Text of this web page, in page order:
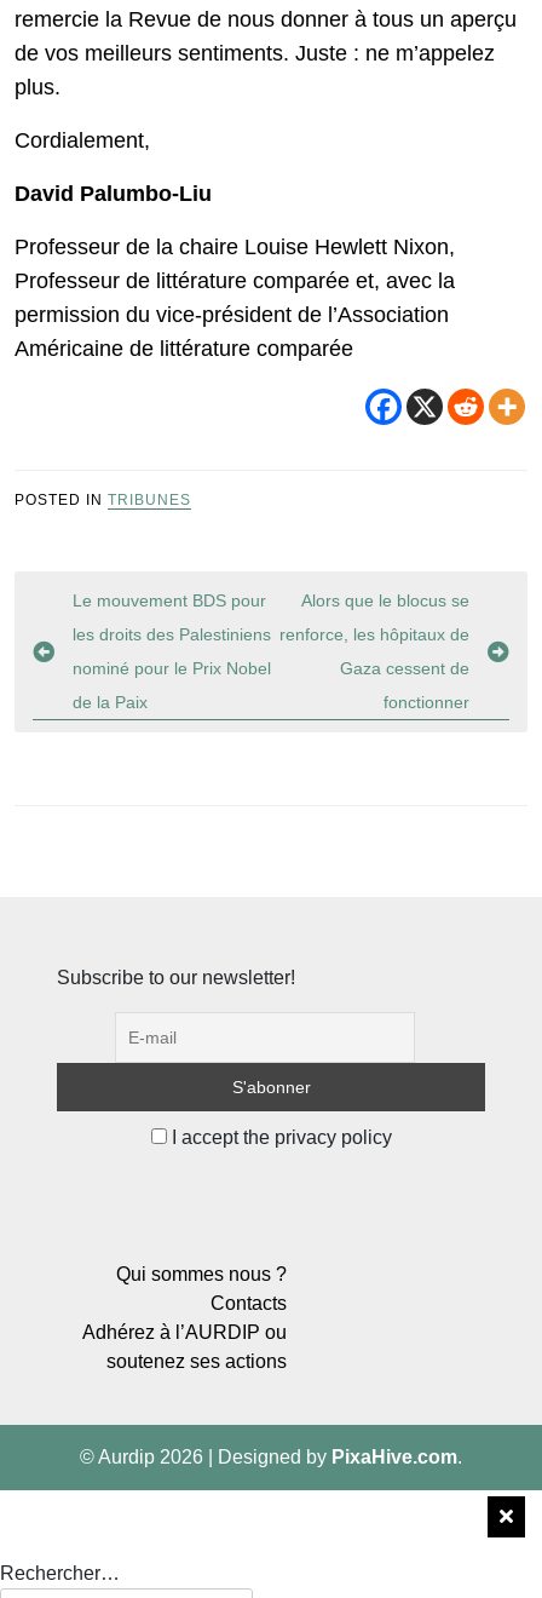
remercie la Revue de nous donner à tous un aperçu
de vos meilleurs sentiments. Juste : ne m’appelez
plus.
Cordialement,
David Palumbo-Liu
Professeur de la chaire Louise Hewlett Nixon,
Professeur de littérature comparée et, avec la
permission du vice-président de l’Association
Américaine de littérature comparée
POSTED IN TRIBUNES
Navigation
de
l’article
Le mouvement BDS pour
les droits des Palestiniens
nominé pour le Prix Nobel
de la Paix
Alors que le blocus se
renforce, les hôpitaux de
Gaza cessent de
fonctionner
Subscribe to our newsletter!
I accept the privacy policy
Qui sommes nous ?
Contacts
Adhérez à l’AURDIP ou
soutenez ses actions
© Aurdip 2026 Designed by PixaHive.com.
Rechercher…